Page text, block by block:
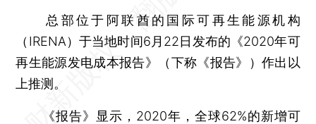
总部位于阿联酋的国际可再生能源机构
（IRENA）于当地时间6月22日发布的《2020年可
再生能源发电成本报告》（下称《报告》）作出以
上推测。
《报告》显示，2020年，全球62%的新增可